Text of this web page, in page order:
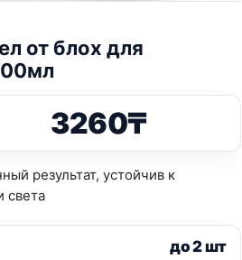
от блох для
3260₸
результат, устойчив к
света
до 2 шт